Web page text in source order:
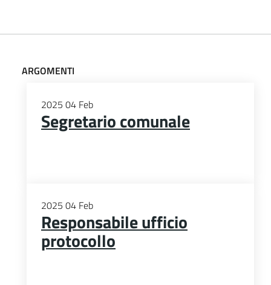
ARGOMENTI
2025 04 Feb
Segretario comunale
2025 04 Feb
Responsabile ufficio
protocollo